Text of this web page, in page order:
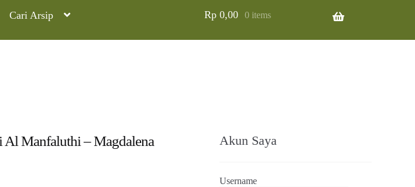
Cari Arsip Rp0,00 0 items
Manfaluthi – Magdalena
Akun Saya
Username